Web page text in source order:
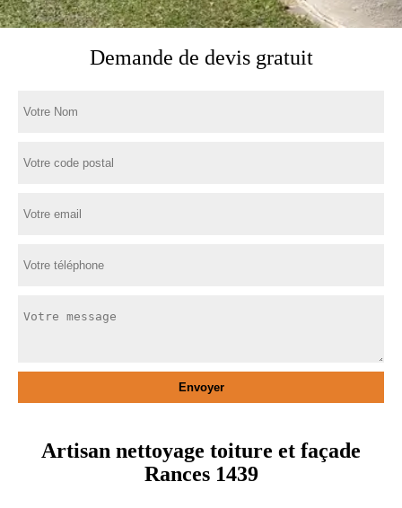
Demande de devis gratuit
Artisan nettoyage toiture et façade
Rances 1439